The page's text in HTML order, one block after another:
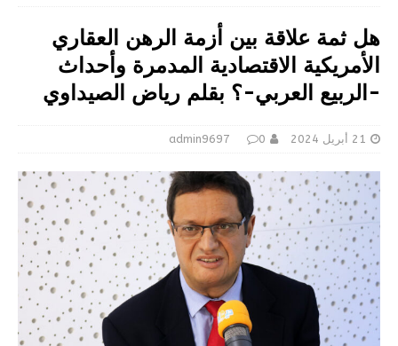
هل ثمة علاقة بين أزمة الرهن العقاري
الأمريكية الاقتصادية المدمرة وأحداث
-الربيع العربي-؟ بقلم رياض الصيداوي
21 أبريل 2024 admin9697 0